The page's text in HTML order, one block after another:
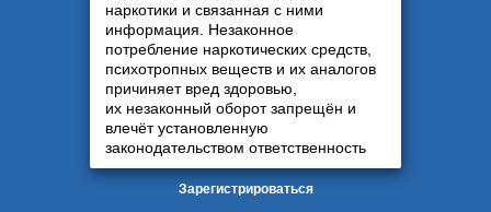
наркотики и связанная с ними
информация. Незаконное
потребление наркотических средств,
психотропных веществ и их аналогов
причиняет вред здоровью,
их незаконный оборот запрещён и
влечёт установленную
законодательством ответственность
Зарегистрироваться